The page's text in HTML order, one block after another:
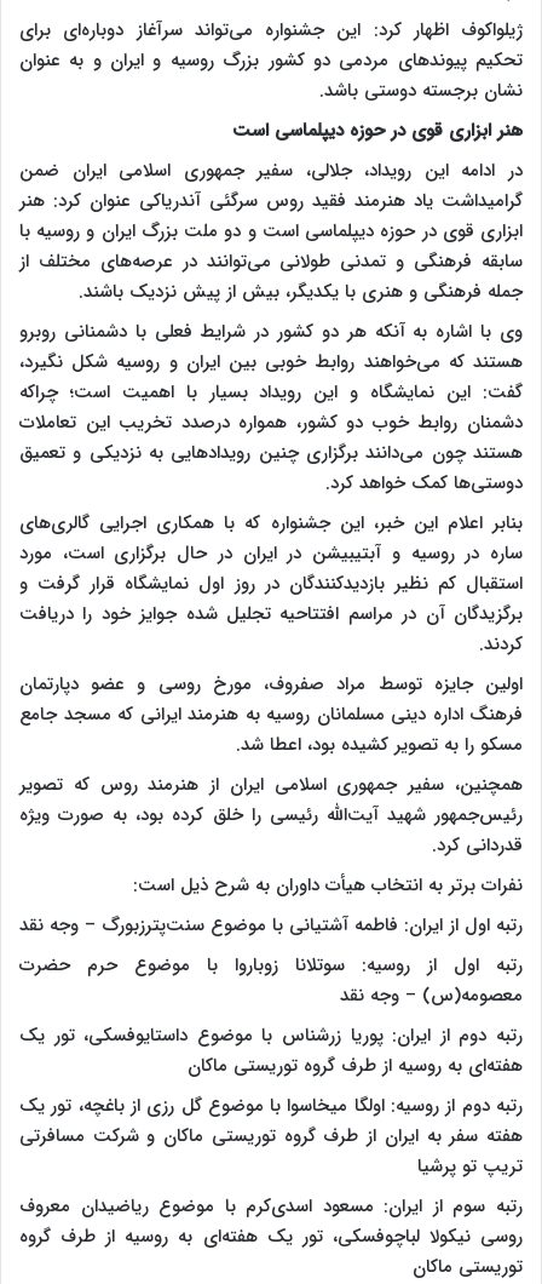
ژیلواکوف اظهار کرد: این جشنواره می‌تواند سرآغاز دوباره‌ای برای
تحکیم پیوندهای مردمی دو کشور بزرگ روسیه و ایران و به عنوان
نشان برجسته دوستی باشد.
هنر ابزاری قوی در حوزه دیپلماسی است
در ادامه این رویداد، جلالی، سفیر جمهوری اسلامی ایران ضمن
گرامیداشت یاد هنرمند فقید روس سرگئی آندریاکی عنوان کرد: هنر
ابزاری قوی در حوزه دیپلماسی است و دو ملت بزرگ ایران و روسیه با
سابقه فرهنگی و تمدنی طولانی می‌توانند در عرصه‌های مختلف از
جمله فرهنگی و هنری با یکدیگر، بیش از پیش نزدیک باشند.
وی با اشاره به آنکه هر دو کشور در شرایط فعلی با دشمنانی روبرو
هستند که می‌خواهند روابط خوبی بین ایران و روسیه شکل نگیرد،
گفت: این نمایشگاه و این رویداد بسیار با اهمیت است؛ چراکه
دشمنان روابط خوب دو کشور، همواره درصدد تخریب این تعاملات
هستند چون می‌دانند برگزاری چنین رویدادهایی به نزدیکی و تعمیق
دوستی‌ها کمک خواهد کرد.
بنابر اعلام این خبر، این جشنواره که با همکاری اجرایی گالری‌های
ساره در روسیه و آبتیبیشن در ایران در حال برگزاری‌ است، مورد
استقبال کم نظیر بازدیدکنندگان در روز اول نمایشگاه قرار گرفت و
برگزیدگان آن در مراسم افتتاحیه تجلیل شده جوایز خود را دریافت
کردند.
اولین جایزه توسط مراد صفروف، مورخ روسی و عضو دپارتمان
فرهنگ اداره دینی مسلمانان روسیه به هنرمند ایرانی که مسجد جامع
مسکو را به تصویر کشیده بود، اعطا شد.
همچنین، سفیر جمهوری اسلامی ایران از هنرمند روس که تصویر
رئیس‌جمهور شهید آیت‌الله رئیسی را خلق کرده بود، به صورت ویژه
قدردانی کرد.
نفرات برتر به انتخاب هیأت داوران به شرح ذیل است:
رتبه اول از ایران: فاطمه آشتیانی با موضوع سنت‌پترزبورگ – وجه نقد
رتبه اول از روسیه: سوتلانا زوباروا با موضوع حرم حضرت
معصومه(س) – وجه نقد
رتبه دوم از ایران: پوریا زرشناس با موضوع داستایوفسکی، تور یک
هفته‌ای به روسیه از طرف گروه توریستی ماکان
رتبه دوم از روسیه: اولگا میخاسوا با موضوع گل رزی از باغچه، تور یک
هفته سفر به ایران از طرف گروه توریستی ماکان و شرکت مسافرتی
تریپ تو پرشیا
رتبه سوم از ایران: مسعود اسدی‌کرم با موضوع ریاضیدان معروف
روسی نیکولا لباچوفسکی، تور یک هفته‌ای به روسیه از طرف گروه
توریستی ماکان